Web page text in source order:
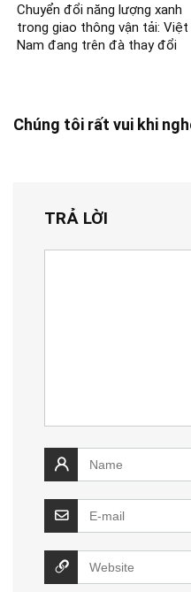
Chuyển đổi năng lượng xanh
trong giao thông vận tải: Việt
Nam đang trên đà thay đổi
Chúng tôi rất vui khi
TRẢ LỜI